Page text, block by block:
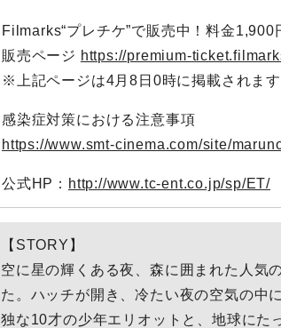
Filmarks“プレチケ”で販売中！料金1,900
販売ページ https://premium-
※上記ページは4月8日0時に掲載されま
感染症対策における注意事項
https://www.smt-cinema.com/site/
公式HP： http://www.tc-ent.co.jp/sp/ET/
【STORY】
空に星の輝くある夜、森に囲まれた人気
た。ハッチが開き、冷たい夜の空気の中
独な10才の少年エリオットと、地球にた